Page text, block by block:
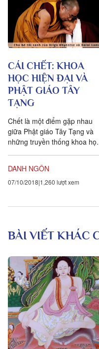
CÁI CHẾT: KHOA
HỌC HIỆN ĐẠI VÀ
PHẬT GIÁO TÂY
TẠNG
Chết là một điểm gặp nhau
giữa Phật giáo Tây Tạng và
những truyền thống khoa
DANH NGÔN
07/10/2018 1,260 lượt xem
BÀI VIẾT KHÁC